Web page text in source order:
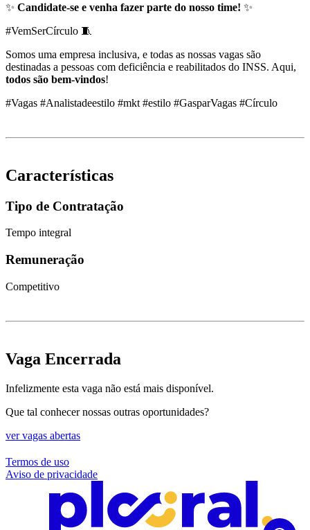
✨ Candidate-se e venha fazer parte do nosso time! ✨
#VemSerCírculo 🧵
Somos uma empresa inclusiva, e todas as nossas vagas são
destinadas a pessoas com deficiência e reabilitados do INSS. Aqui,
todos são bem-vindos!
#Vagas #Analistadeestilo #mkt #estilo #GasparVagas #Círculo
Características
Tipo de Contratação
Tempo integral
Remuneração
Competitivo
Vaga Encerrada
Infelizmente esta vaga não está mais disponível.
Que tal conhecer nossas outras oportunidades?
ver vagas abertas
Termos de uso
Aviso de privacidade